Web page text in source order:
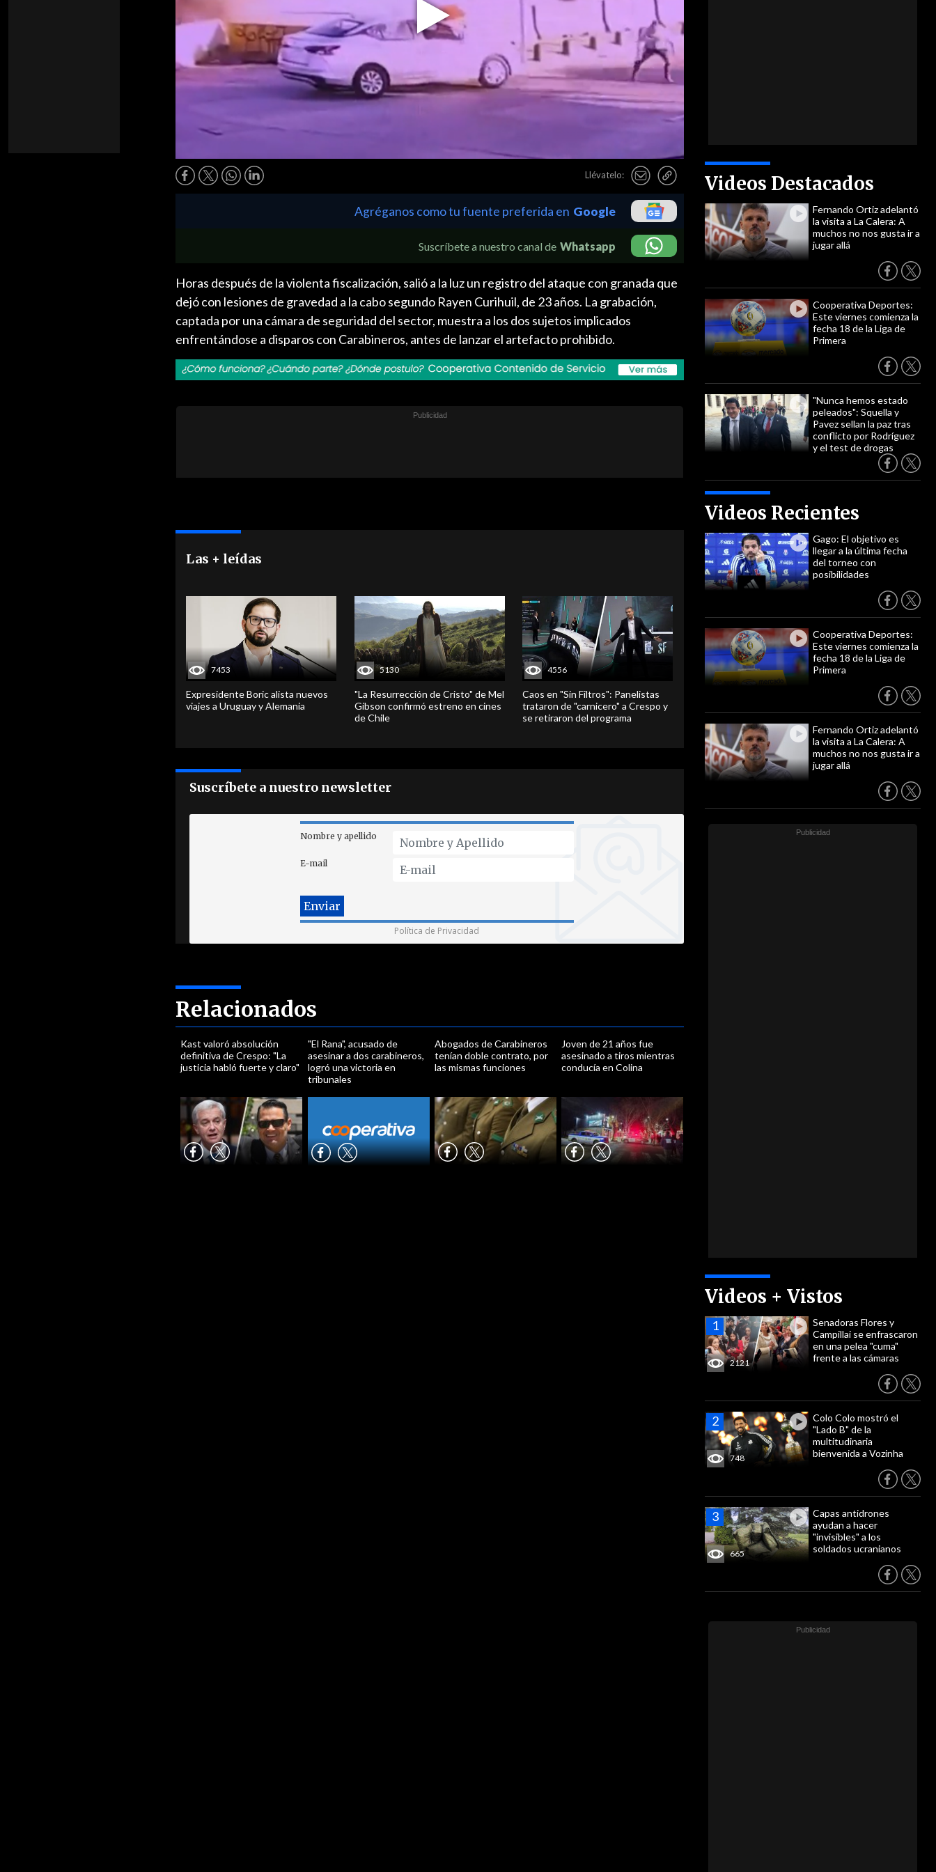
Play
Video
Llévatelo: Videos Destacados
Fernando Ortiz adelantó
la visita a La Calera: A
muchos no nos gusta ir a
jugar allá
Cooperativa Deportes:
Este viernes comienza la
fecha 18 de la Liga de
Primera
"Nunca hemos estado
peleados": Squella y
Pavez sellan la paz tras
conflicto por Rodríguez
y el test de drogas
Videos Recientes
Gago: El objetivo es
llegar a la última fecha
del torneo con
posibilidades
Cooperativa Deportes:
Este viernes comienza la
fecha 18 de la Liga de
Primera
Fernando Ortiz adelantó
la visita a La Calera: A
muchos no nos gusta ir a
jugar allá
Videos + Vistos
2121
Senadoras Flores y
Campillai se enfrascaron
en una pelea "cuma"
frente a las cámaras
748
Colo Colo mostró el
"Lado B" de la
multitudinaria
bienvenida a Vozinha
665
Capas antidrones
ayudan a hacer
"invisibles" a los
soldados ucranianos
Agréganos como tu fuente preferida en Google
Suscríbete a nuestro canal de Whatsapp
Horas después de la violenta fiscalización, salió a la luz un registro del ataque con granada que
dejó con lesiones de gravedad a la cabo segundo Rayen Curihuil, de 23 años. La grabación,
captada por una cámara de seguridad del sector, muestra a los dos sujetos implicados
enfrentándose a disparos con Carabineros, antes de lanzar el artefacto prohibido.
Las + leídas
7453
Expresidente Boric alista nuevos
viajes a Uruguay y Alemania
5130
"La Resurrección de Cristo" de Mel
Gibson confirmó estreno en cines
de Chile
4556
Caos en "Sin Filtros": Panelistas
trataron de "carnicero" a Crespo y
se retiraron del programa
Suscríbete a nuestro newsletter
Nombre y apellido
E-mail
Política de Privacidad
Relacionados
Kast valoró absolución
definitiva de Crespo: "La
justicia habló fuerte y claro"
"El Rana", acusado de
asesinar a dos carabineros,
logró una victoria en
tribunales
Abogados de Carabineros
tenían doble contrato, por
las mismas funciones
Joven de 21 años fue
asesinado a tiros mientras
conducía en Colina